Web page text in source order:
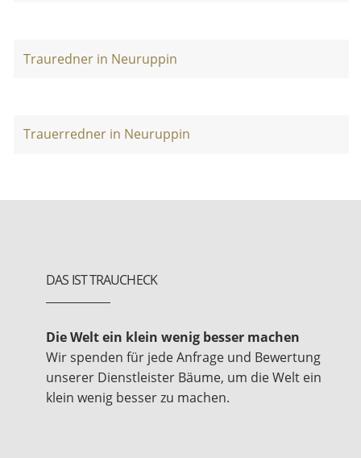
Trauredner in Neuruppin
Trauerredner in Neuruppin
DAS IST TRAUCHECK
Die Welt ein klein wenig besser machen
Wir spenden für jede Anfrage und Bewertung
unserer Dienstleister Bäume, um die Welt ein
klein wenig besser zu machen.